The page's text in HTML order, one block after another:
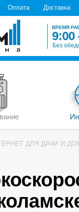
Оплата Доставка
ВРЕМЯ
9:00
Без
ДЛЯ ДАЧИ И